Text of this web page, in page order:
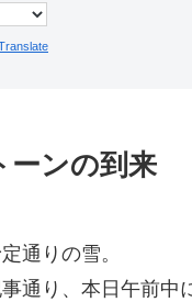
ーンの到来
通りの雪。
通り、本日午前中